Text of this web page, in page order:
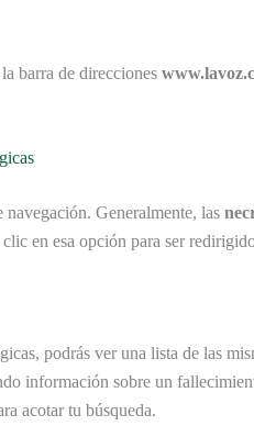
barra de direcciones
Generalmente, las
en esa opción para ser
podrás ver una lista de las
información sobre un
acotar tu búsqueda.